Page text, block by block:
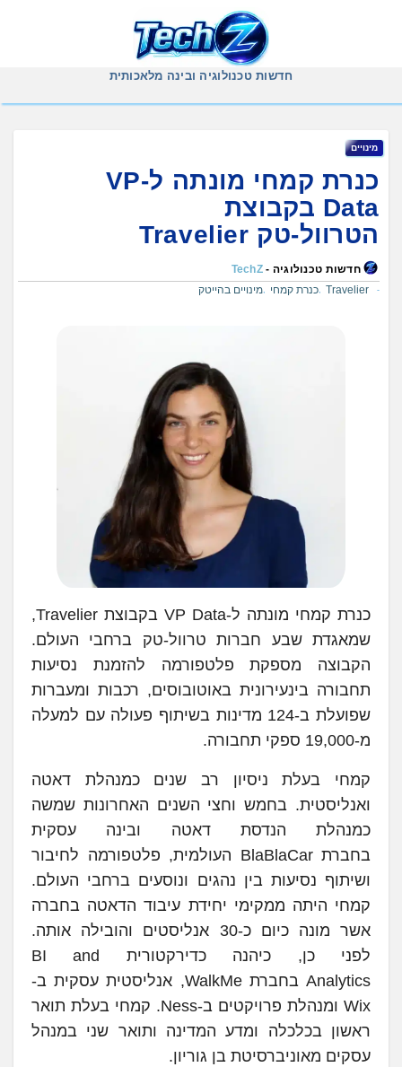
חדשות טכנולוגיה ובינה מלאכותית
מינויים
כנרת קמחי מונתה ל-VP
Data בקבוצת
הטרוול-טק Travelier
חדשות טכנולוגיה -TechZ
Travelier כנרת קמחי מינויים בהייטק
כנרת קמחי מונתה ל-VP Data בקבוצת Travelier,
שמאגדת שבע חברות טרוול-טק ברחבי העולם.
הקבוצה מספקת פלטפורמה להזמנת נסיעות
תחבורה בינעירונית באוטובוסים, רכבות ומעברות
שפועלת ב-124 מדינות בשיתוף פעולה עם למעלה
מ-19,000 ספקי תחבורה.
קמחי בעלת ניסיון רב שנים כמנהלת דאטה
ואנליסטית. בחמש וחצי השנים האחרונות שמשה
כמנהלת הנדסת דאטה ובינה עסקית
בחברת BlaBlaCar העולמית, פלטפורמה לחיבור
ושיתוף נסיעות בין נהגים ונוסעים ברחבי העולם.
קמחי היתה ממקימי יחידת עיבוד הדאטה בחברה
אשר מונה כיום כ-30 אנליסטים והובילה אותה.
לפני כן, כיהנה כדירקטורית BI and
Analytics בחברת WalkMe, אנליסטית עסקית ב-
Wix ומנהלת פרויקטים ב-Ness. קמחי בעלת תואר
ראשון בכלכלה ומדע המדינה ותואר שני במנהל
עסקים מאוניברסיטת בן גוריון.